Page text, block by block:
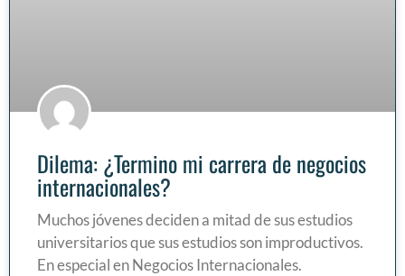
Dilema: ¿Termino mi carrera de negocios
internacionales?
Muchos jóvenes deciden a mitad de sus estudios
universitarios que sus estudios son improductivos.
En especial en Negocios Internacionales.